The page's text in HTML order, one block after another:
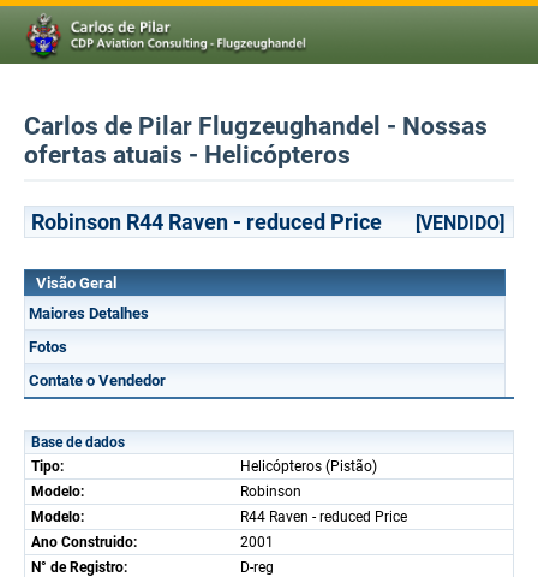
Carlos de Pilar Flugzeughandel - Nossas
ofertas atuais - Helicópteros
Robinson R44 Raven - reduced Price [VENDIDO]
Visão Geral
Maiores Detalhes
Fotos
Contate o Vendedor
Base de dados
Tipo:
Helicópteros (Pistão)
Modelo:
Robinson
Modelo:
R44 Raven - reduced Price
Ano Construido:
2001
N° de Registro:
D-reg